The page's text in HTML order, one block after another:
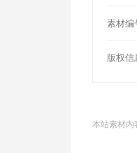
素材编
版权信
本站素材内